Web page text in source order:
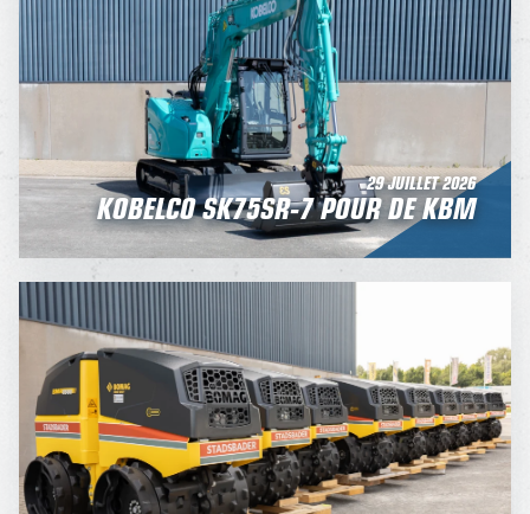
29 JUILLET 2026
KOBELCO SK75SR-7 POUR DE KBM